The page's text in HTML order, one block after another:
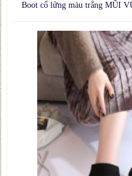
Boot cổ lửng màu trắng MŨI